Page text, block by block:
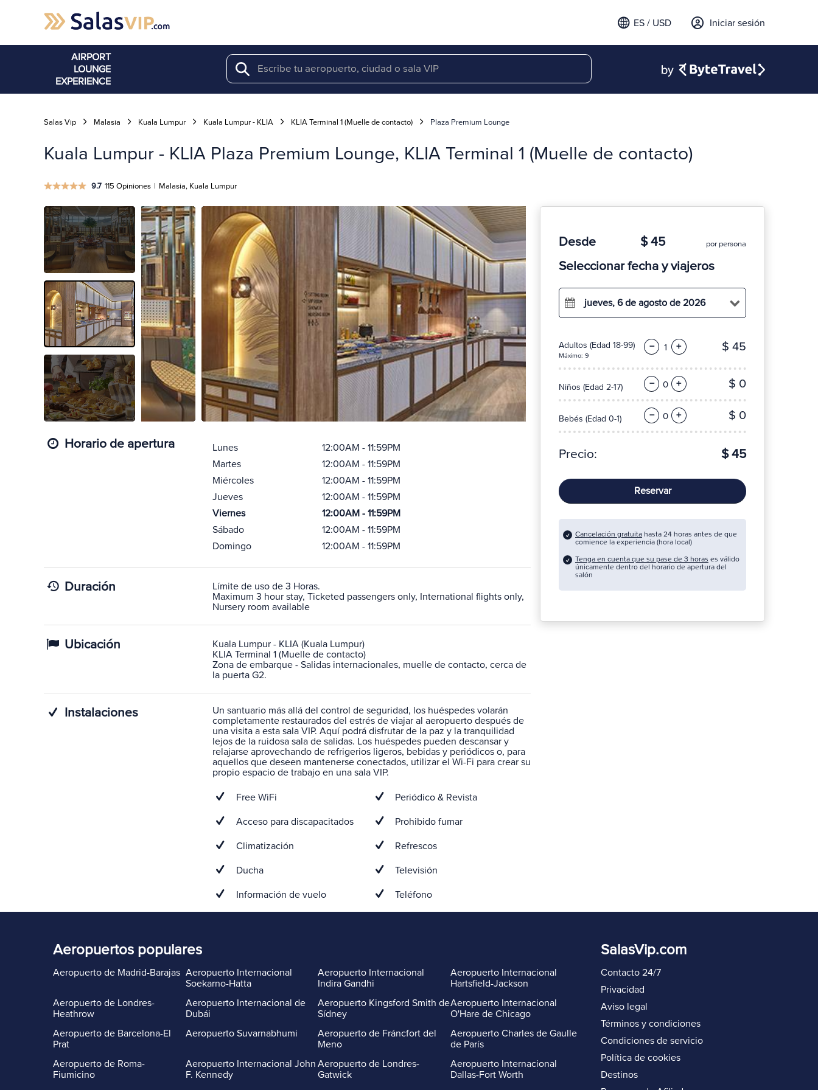
Iniciar sesión
ES / USD
AIRPORT
LOUNGE
EXPERIENCE
Search
Salas Vip Malasia Kuala Lumpur Kuala Lumpur - KLIA KLIA Terminal 1 (Muelle de contacto) Plaza Premium Lounge
Kuala Lumpur - KLIA Plaza Premium Lounge, KLIA Terminal 1 (Muelle de contacto)
9.7 115 Opiniones | Malasia, Kuala Lumpur
Horario de apertura Lunes
12:00AM - 11:59PM
Martes
12:00AM - 11:59PM
Miércoles
12:00AM - 11:59PM
Jueves
12:00AM - 11:59PM
Viernes
12:00AM - 11:59PM
Sábado
12:00AM - 11:59PM
Domingo
12:00AM - 11:59PM
Duración
Límite de uso de 3 Horas.
Maximum 3 hour stay, Ticketed passengers only, International flights only,
Nursery room available
Ubicación
Kuala Lumpur - KLIA (Kuala Lumpur)
KLIA Terminal 1 (Muelle de contacto)
Zona de embarque - Salidas internacionales, muelle de contacto, cerca de
la puerta G2.
Instalaciones
Un santuario más allá del control de seguridad, los huéspedes volarán
completamente restaurados del estrés de viajar al aeropuerto después de
una visita a esta sala VIP. Aquí podrá disfrutar de la paz y la tranquilidad
lejos de la ruidosa sala de salidas. Los huéspedes pueden descansar y
relajarse aprovechando de refrigerios ligeros, bebidas y periódicos o, para
aquellos que deseen mantenerse conectados, utilizar el Wi-Fi para crear su
propio espacio de trabajo en una sala VIP.
Free WiFi
Acceso para discapacitados
Climatización
Ducha
Información de vuelo
Periódico & Revista
Prohibido fumar
Refrescos
Televisión
Teléfono
Desde $ 45 por persona
Seleccionar fecha y viajeros
jueves, 6 de agosto de 2026
Adultos (Edad 18-99)
Máximo: 9
− + $ 45
Niños (Edad 2-17) − + $ 0
Bebés (Edad 0-1) − + $ 0
Precio: $ 45
Reservar
Cancelación gratuita hasta 24 horas antes de que
comience la experiencia (hora local)
Tenga en cuenta que su pase de 3 horas es válido
únicamente dentro del horario de apertura del
salón
Aeropuertos populares
Aeropuerto de Madrid-Barajas
Aeropuerto de Londres-
Heathrow
Aeropuerto de Barcelona-El
Prat
Aeropuerto de Roma-
Fiumicino
Aeropuerto Internacional
Soekarno-Hatta
Aeropuerto Internacional de
Dubái
Aeropuerto Suvarnabhumi
Aeropuerto Internacional John
F. Kennedy
Aeropuerto Internacional
Indira Gandhi
Aeropuerto Kingsford Smith de
Sídney
Aeropuerto de Fráncfort del
Meno
Aeropuerto de Londres-
Gatwick
Aeropuerto Internacional
Hartsfield-Jackson
Aeropuerto Internacional
O'Hare de Chicago
Aeropuerto Charles de Gaulle
de París
Aeropuerto Internacional
Dallas-Fort Worth
SalasVip.com
Contacto 24/7
Privacidad
Aviso legal
Términos y condiciones
Condiciones de servicio
Política de cookies
Destinos